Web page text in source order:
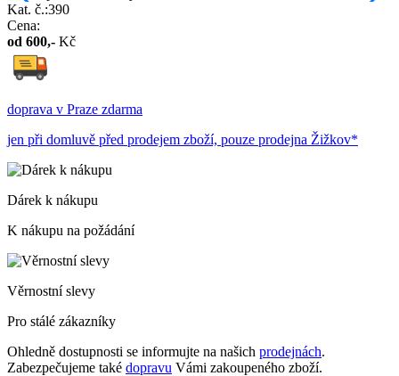
Kat. č.:390
Cena:
od 600,- Kč
doprava v Praze zdarma
jen při domluvě před prodejem zboží, pouze prodejna Žižkov*
Dárek k nákupu
K nákupu na požádání
Věrnostní slevy
Pro stálé zákazníky
Ohledně dostupnosti se informujte na našich prodejnách.
Zabezpečujeme také dopravu Vámi zakoupeného zboží.